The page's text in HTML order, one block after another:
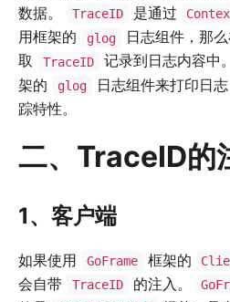
数据。
TraceID 是通过
用框架的
glog
日志组件，那
取
TraceID
记录到日志内容中
架的
glog
日志组件来打印日
踪特性。
二、TraceID的
1、客户端
如果使用 GoFrame 框架的
会自带
TraceID 的注入。